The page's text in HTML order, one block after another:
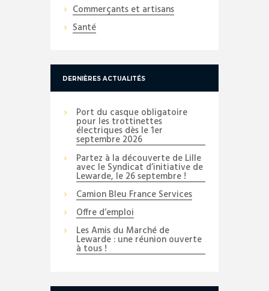
Commerçants et artisans
Santé
DERNIÈRES ACTUALITÉS
Port du casque obligatoire
pour les trottinettes
électriques dès le 1er
septembre 2026
Partez à la découverte de Lille
avec le Syndicat d’initiative de
Lewarde, le 26 septembre !
Camion Bleu France Services
Offre d’emploi
Les Amis du Marché de
Lewarde : une réunion ouverte
à tous !